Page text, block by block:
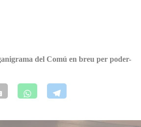
del Comú en breu per poder-